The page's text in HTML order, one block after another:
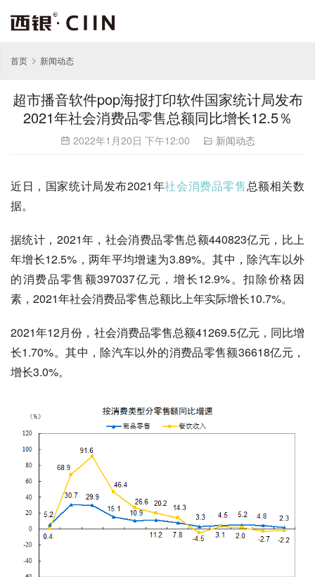
首页 新闻动态
超市播音软件pop海报打印软件国家统计局发布
2021年社会消费品零售总额同比增长12.5％
2022年1月20日 下午12:00 新闻动态
近日，国家统计局发布2021年社会消费品零售总额相关数
据。
据统计，2021年，社会消费品零售总额440823亿元，比上
年增长12.5%，两年平均增速为3.89%。其中，除汽车以外
的消费品零售额397037亿元，增长12.9%。扣除价格因
素，2021年社会消费品零售总额比上年实际增长10.7%。
2021年12月份，社会消费品零售总额41269.5亿元，同比增
长1.70%。其中，除汽车以外的消费品零售额36618亿元，
增长3.0%。